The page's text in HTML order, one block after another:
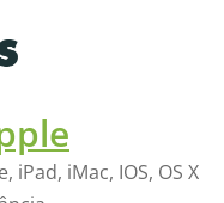
iPad, iMac, IOS, OS X